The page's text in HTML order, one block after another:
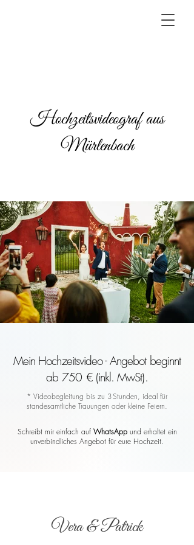
Hochzeitsvideograf aus
Mürlenbach
Mein Hochzeitsvideo - Angebot beginnt
ab 750 € (inkl. MwSt).
* Videobegleitung bis zu 3 Stunden, ideal für
standesamtliche Trauungen oder kleine Feiern.
Schreibt mir einfach auf WhatsAppund erhaltet ein
unverbindliches Angebot für eure Hochzeit.
Vera & Patrick